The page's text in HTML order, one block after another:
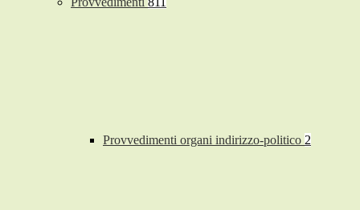
Provvedimenti organi indirizzo-politico 2